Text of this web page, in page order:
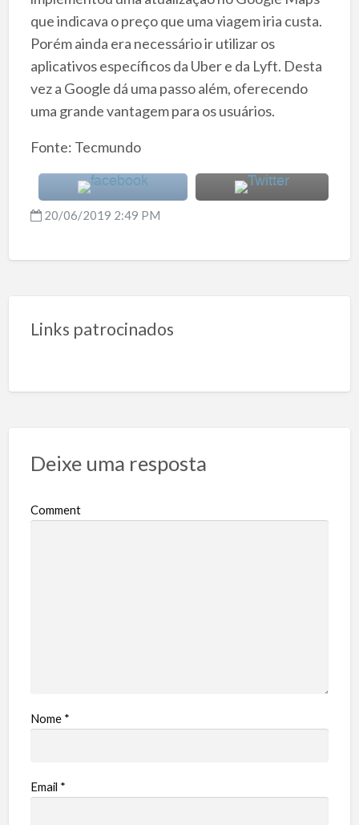
que indicava o preço que uma viagem iria custa.
Porém ainda era necessário ir utilizar os
aplicativos específicos da Uber e da Lyft. Desta
vez a Google dá uma passo além, oferecendo
uma grande vantagem para os usuários.
Fonte: Tecmundo
20/06/2019 2:49 PM
Links patrocinados
Deixe uma resposta
Comment
Nome *
Email *